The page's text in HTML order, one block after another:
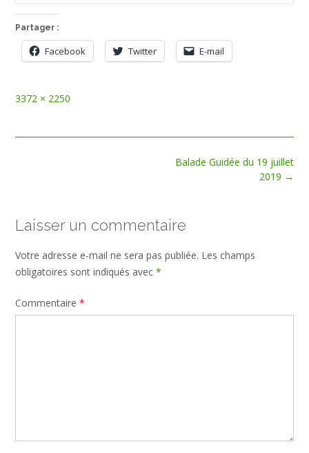
Partager :
Facebook Twitter E-mail
Full
3372 × 2250
Balade Guidée du 19 juillet
2019 →
Laisser un commentaire
Votre adresse e-mail ne sera pas publiée. Les champs
obligatoires sont indiqués avec *
Commentaire *